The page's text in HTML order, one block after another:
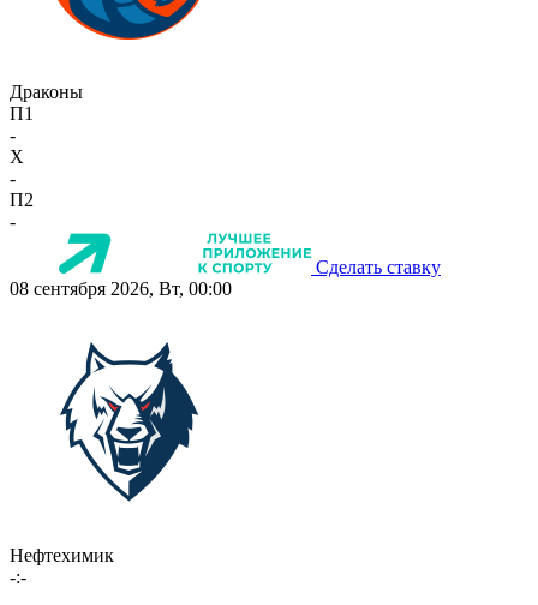
Драконы
П1
-
X
-
П2
-
Сделать ставку
08 сентября 2026, Вт, 00:00
Нефтехимик
-:-